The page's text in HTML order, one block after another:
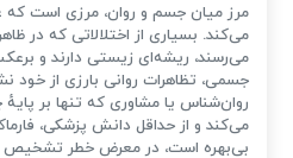
مرز میان جسم و روان، مرزی است که
می‌کند. بسیاری از اختلالاتی که در
می‌رسند، ریشه‌ای زیستی دارند و
جسمی، تظاهرات روانی بارزی از خود
روان‌شناس یا مشاوری که تنها بر
می‌کند و از حداقل دانش پزشکی،
بی‌بهره است، در معرض خطر تشخیص